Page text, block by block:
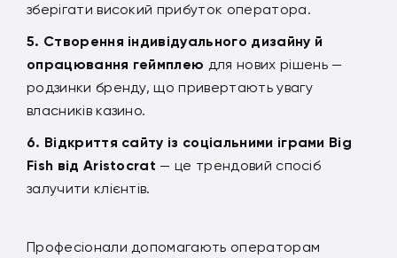
зберігати високий прибуток оператора.
Створення індивідуального дизайну й
опрацювання геймплею для нових рішень —
родзинки бренду, що привертають увагу
власників казино.
Відкриття сайту із соціальними іграми Big
Fish від Aristocrat — це трендовий спосіб
залучити клієнтів.
Професіонали допомагають операторам